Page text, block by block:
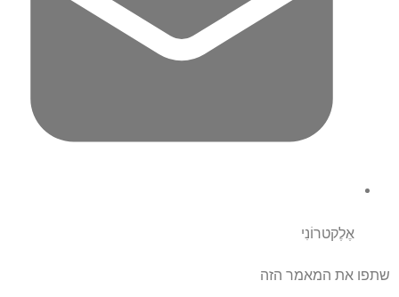
אֶלֶקטרוֹנִי
שתפו את המאמר הזה